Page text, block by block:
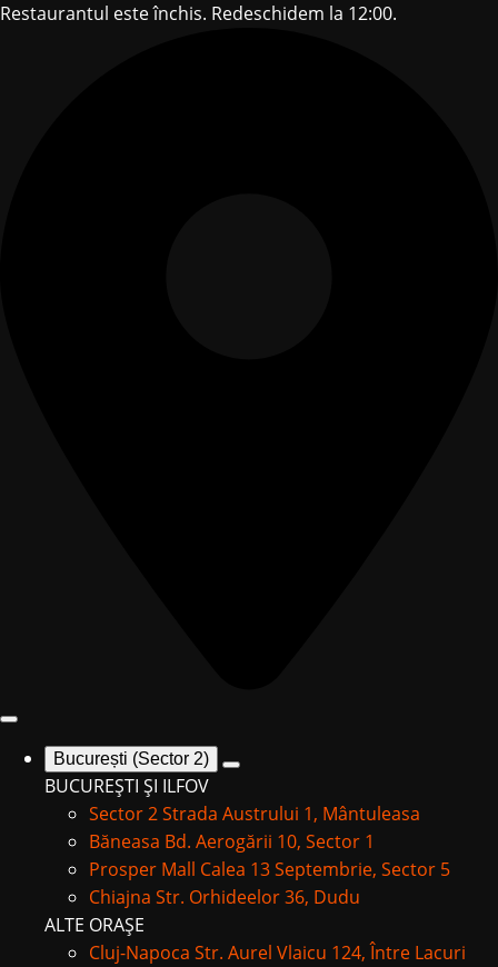
Restaurantul este închis. Redeschidem la 12:00.
București (Sector 2)
BUCUREȘTI ȘI ILFOV
Sector 2Strada Austrului 1, Mântuleasa
Băneasa Bd. Aerogării 10, Sector 1
Prosper Mall Calea 13 Septembrie, Sector 5
Chiajna Str. Orhideelor 36, Dudu
ALTE ORAȘE
Cluj-Napoca Str. Aurel Vlaicu 124, Între Lacuri